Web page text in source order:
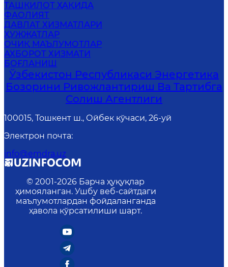
ТАШКИЛОТ ҲАҚИДА
ФАОЛИЯТ
ДАВЛАТ ХИЗМАТЛАРИ
ҲУЖЖАТЛАР
ОЧИҚ МАЪЛУМОТЛАР
АХБОРОТ ХИЗМАТИ
БОҒЛАНИШ
Ўзбекистон Республикаси Энергетика
Бозорини Ривожлантириш Ва Тартибга
Солиш Агентлиги
100015, Тошкент ш., Ойбек кўчаси, 26-уй
Электрон почта:
info@emdra.uz
© 2001-2026 Барча ҳуқуқлар
ҳимояланган. Ушбу веб-сайтдаги
маълумотлардан фойдаланганда
ҳавола кўрсатилиши шарт.